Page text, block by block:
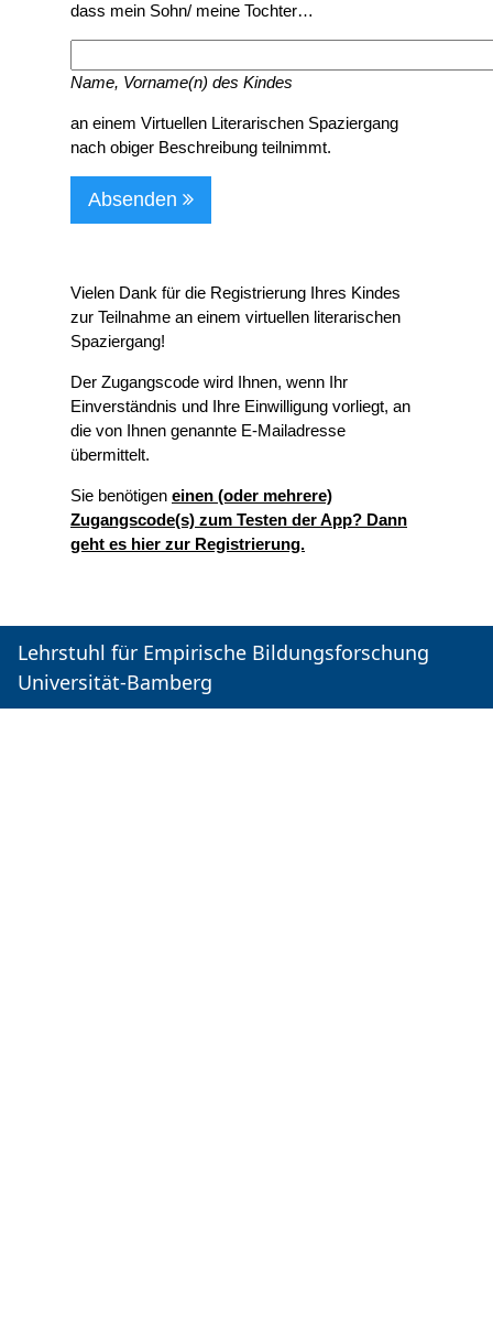
dass mein Sohn/ meine Tochter…
Name, Vorname(n) des Kindes
an einem Virtuellen Literarischen Spaziergang
nach obiger Beschreibung teilnimmt.
Absenden
Vielen Dank für die Registrierung Ihres Kindes
zur Teilnahme an einem virtuellen literarischen
Spaziergang!
Der Zugangscode wird Ihnen, wenn Ihr
Einverständnis und Ihre Einwilligung vorliegt, an
die von Ihnen genannte E-Mailadresse
übermittelt.
Sie benötigen einen (oder mehrere)
Zugangscode(s) zum Testen der App? Dann
geht es hier zur Registrierung.
Lehrstuhl für Empirische Bildungsforschung
Universität-Bamberg